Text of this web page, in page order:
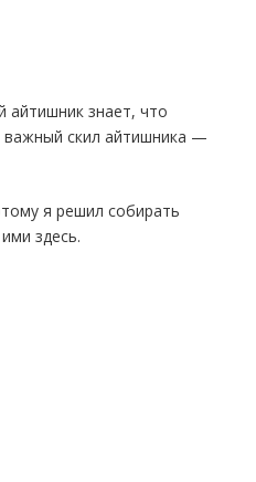
айтишник знает, что
скил айтишника —
я решил собирать
здесь.